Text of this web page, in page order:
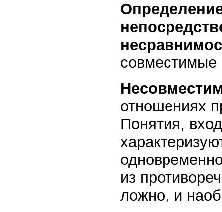
совместимые
отношениях
Понятия,
из
ложно, и